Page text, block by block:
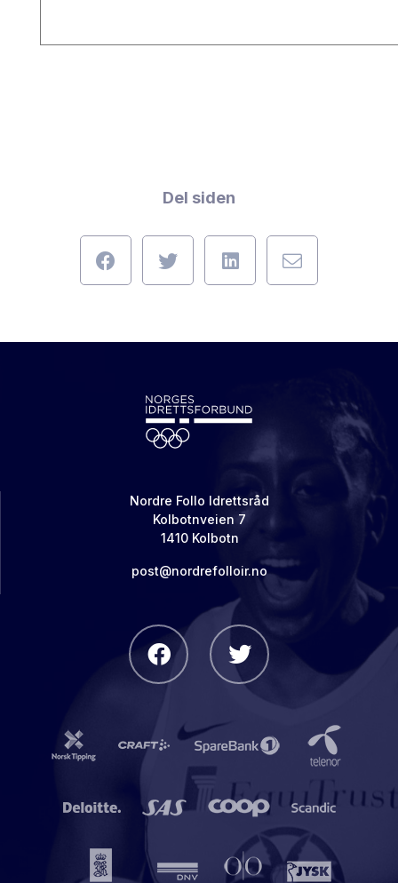
Del siden
Nordre Follo Idrettsråd
Kolbotnveien 7
1410 Kolbotn
post@nordrefolloir.no